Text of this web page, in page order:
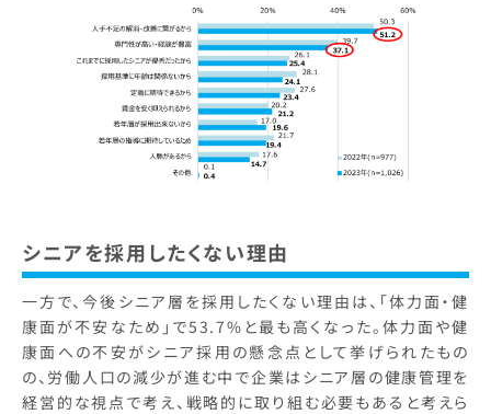
シニアを採用したくない理由
一方で、今後シニア層を採用したくない理由は、「体力面・健
康面が不安なため」で53.7%と最も高くなった。体力面や健
康面への不安がシニア採用の懸念点として挙げられたもの
の、労働人口の減少が進む中で企業はシニア層の健康管理を
経営的な視点で考え、戦略的に取り組む必要もあると考えら